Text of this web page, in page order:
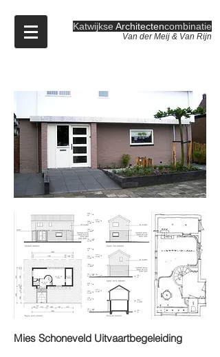
Katwijkse Architectencombinatie
Van der Meij & Van Rijn
Mies Schoneveld Uitvaartbegeleiding